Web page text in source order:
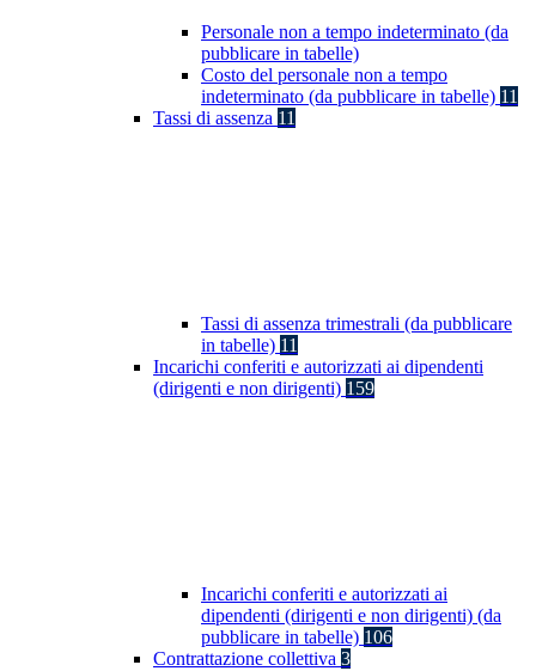
Personale non a tempo indeterminato (da
pubblicare in tabelle)
Costo del personale non a tempo
indeterminato (da pubblicare in tabelle) 11
Tassi di assenza 11
Tassi di assenza trimestrali (da pubblicare
in tabelle) 11
Incarichi conferiti e autorizzati ai dipendenti
(dirigenti e non dirigenti) 159
Incarichi conferiti e autorizzati ai
dipendenti (dirigenti e non dirigenti) (da
pubblicare in tabelle) 106
Contrattazione collettiva 3